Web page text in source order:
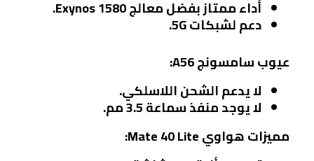
أداء ممتاز بفضل معالج Exynos 1580.
دعم لشبكات 5G.
عيوب سامسونج A56:
لا يدعم الشحن اللاسلكي.
لا يوجد منفذ سماعة 3.5 مم.
مميزات هواوي Mate 40 Lite: